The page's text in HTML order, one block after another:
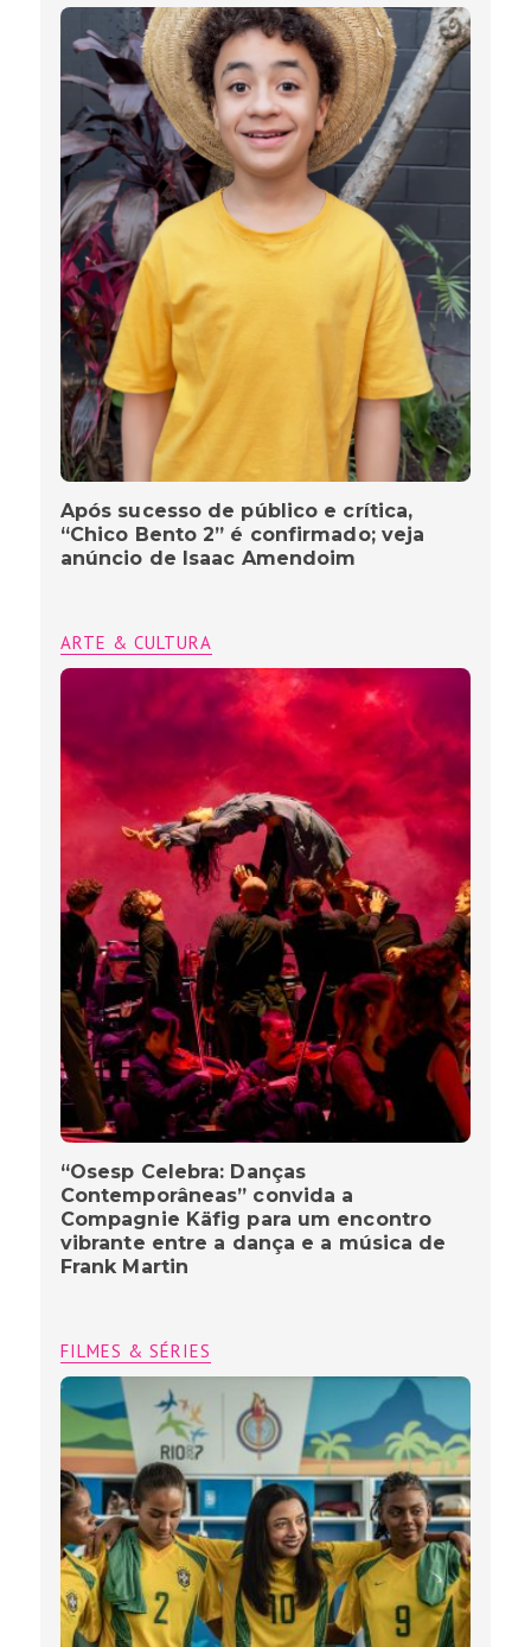
Após sucesso de público e crítica,
“Chico Bento 2” é confirmado; veja
anúncio de Isaac Amendoim
ARTE & CULTURA
“Osesp Celebra: Danças
Contemporâneas” convida a
Compagnie Käfig para um encontro
vibrante entre a dança e a música de
Frank Martin
FILMES & SÉRIES